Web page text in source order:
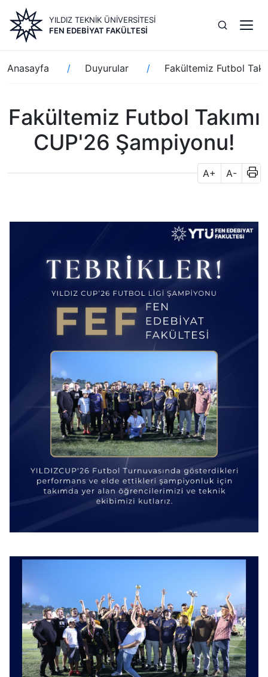
içeriğe
atla
YILDIZ TEKNİK ÜNİVERSİTESİ
FEN EDEBIYAT FAKÜLTESI
Sayfa
yolu
Anasayfa Duyurular Fakültemiz Futbol
Fakültemiz Futbol Takımı
CUP'26 Şampiyonu!
A+ A-